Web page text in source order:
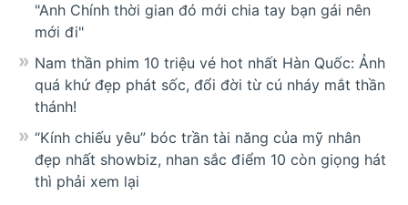
"Anh Chính thời gian đó mới chia tay bạn gái nên
mới đi"
Nam thần phim 10 triệu vé hot nhất Hàn Quốc: Ảnh
quá khứ đẹp phát sốc, đổi đời từ cú nháy mắt thần
thánh!
“Kính chiếu yêu” bóc trần tài năng của mỹ nhân
đẹp nhất showbiz, nhan sắc điểm 10 còn giọng hát
thì phải xem lại